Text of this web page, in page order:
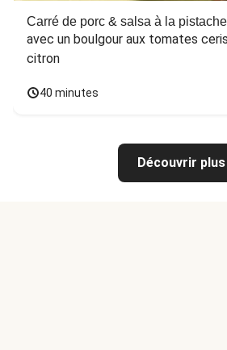
Carré de porc & salsa à la pistache
avec un boulgour aux tomates
citron
40 minutes
Découvrir plus